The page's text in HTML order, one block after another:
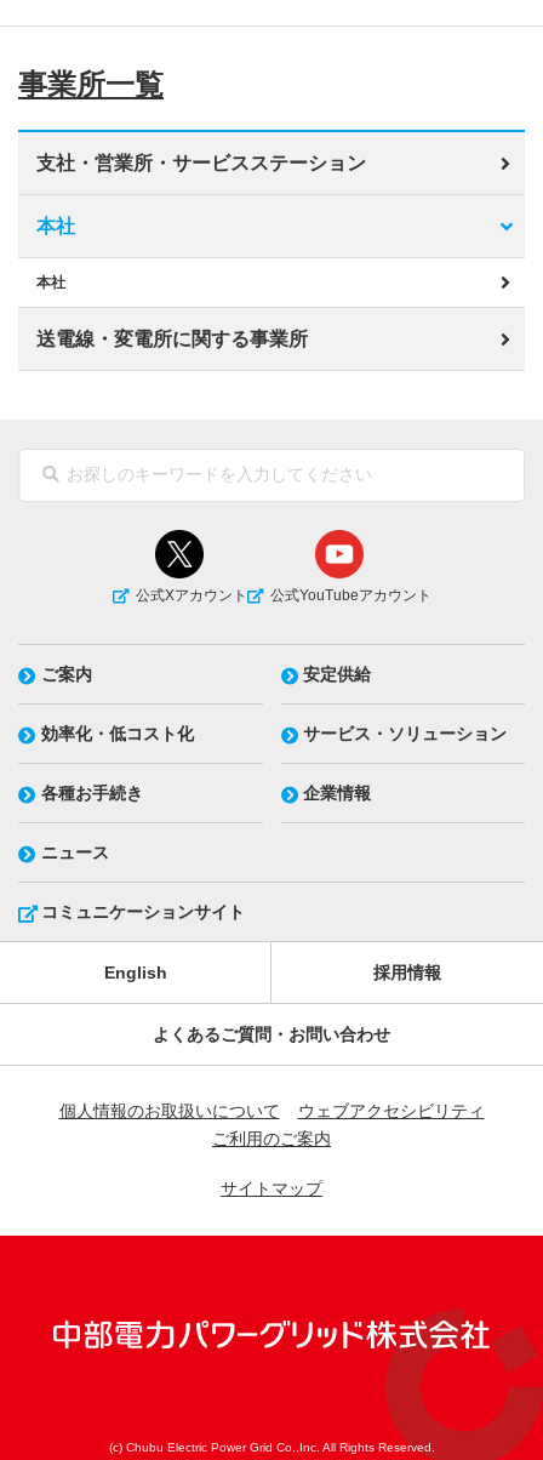
事業所一覧
支社・営業所・サービスステーション
本社
本社
送電線・変電所に関する事業所
公式Xアカウント 公式YouTubeアカウント
ご案内 安定供給
効率化・低コスト化 サービス・ソリューション
各種お手続き 企業情報
ニュース
コミュニケーションサイト
English 採用情報
よくあるご質問・お問い合わせ
個人情報のお取扱いについて
ウェブアクセシビリティ
ご利用のご案内
サイトマップ
(c) Chubu Electric Power Grid Co.,Inc. All Rights Reserved.